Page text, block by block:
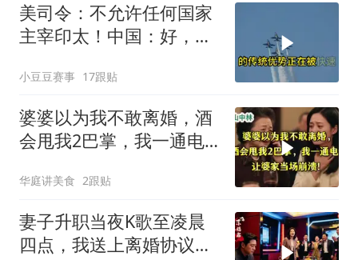
美司令：不允许任何国家
主宰印太！中国：好，轰
小豆豆赛事 17跟贴
婆婆以为我不敢离婚，酒
会甩我2巴掌，我一通电
华庭讲美食 2跟贴
妻子升职当夜K歌至凌晨
四点，我送上离婚协议果